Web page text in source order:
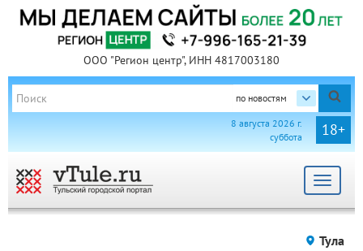
ООО "Регион центр", ИНН 4817003180
по новостям
18+
8 августа 2026 г.
суббота
Toggle
Тула